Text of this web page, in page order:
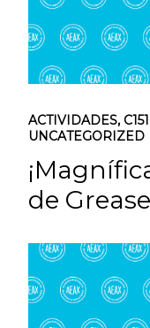
ACTIVIDADES,
UNCATEGORIZED
de